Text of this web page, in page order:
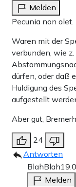
Melden
Pecunia non olet.
Waren mit der
verbunden, wie z.
dürfen, oder daß
Huldigung des
aufgestellt
Aber gut,
24
Antworten
BlahBlah
Melden